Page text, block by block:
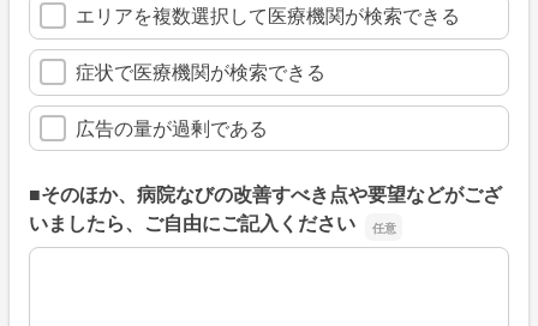
エリアを複数選択して医療機関が検索できる
症状で医療機関が検索できる
広告の量が過剰である
■そのほか、病院なびの改善すべき点や要望などがござ
いましたら、ご自由にご記入ください
■そのほか、病院なびの改善すべき点や要望などがござい